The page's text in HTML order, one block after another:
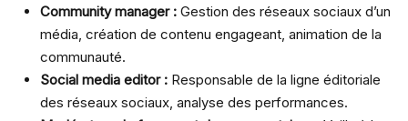
Community manager : Gestion des réseaux sociaux d’un
média, création de contenu engageant, animation de la
communauté.
Social media editor : Responsable de la ligne éditoriale
des réseaux sociaux, analyse des performances.